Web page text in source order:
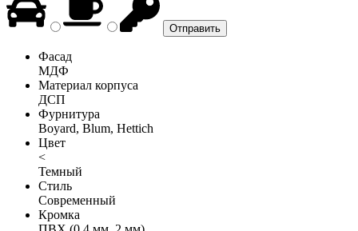
Фасад
МДФ
Материал корпуса
ДСП
Фурнитура
Boyard, Blum, Hettich
Цвет
<
Темный
Стиль
Современный
Кромка